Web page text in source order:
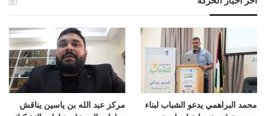
محمد البراهمي يدعو الشباب لبناء
مركز عبد الله بن ياسين يناقش